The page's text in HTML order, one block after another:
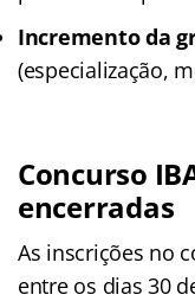
Incremento da
(especialização,
Concurso
encerradas
As inscrições no
entre os dias 30